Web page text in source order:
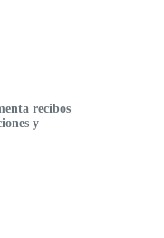
recibos
y